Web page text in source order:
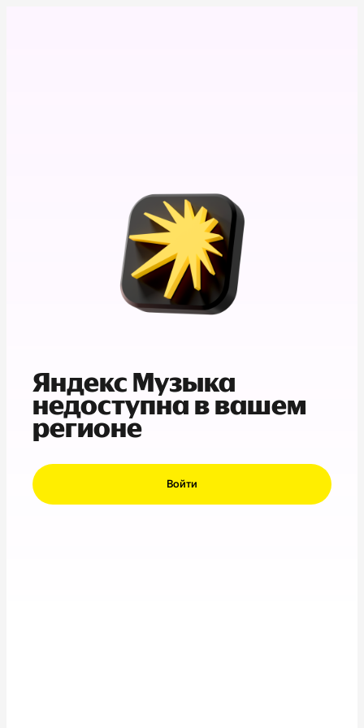
Яндекс Музыка
недоступна в вашем
регионе
Войти